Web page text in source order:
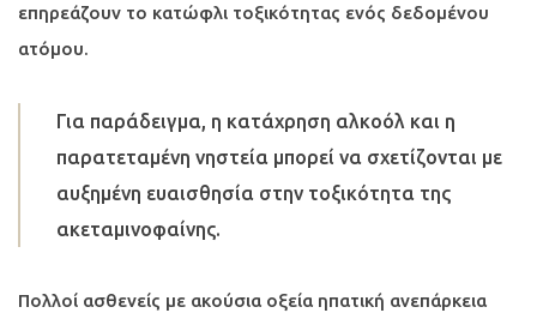
επηρεάζουν το κατώφλι τοξικότητας ενός δεδομένου
ατόμου.
Για παράδειγμα, η κατάχρηση αλκοόλ και η
παρατεταμένη νηστεία μπορεί να σχετίζονται με
αυξημένη ευαισθησία στην τοξικότητα της
ακεταμινοφαίνης.
Πολλοί ασθενείς με ακούσια οξεία ηπατική ανεπάρκεια